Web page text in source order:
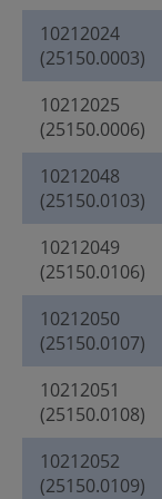
10212024
(25150.0003)
10212025
(25150.0006)
10212048
(25150.0103)
10212049
(25150.0106)
10212050
(25150.0107)
10212051
(25150.0108)
10212052
(25150.0109)